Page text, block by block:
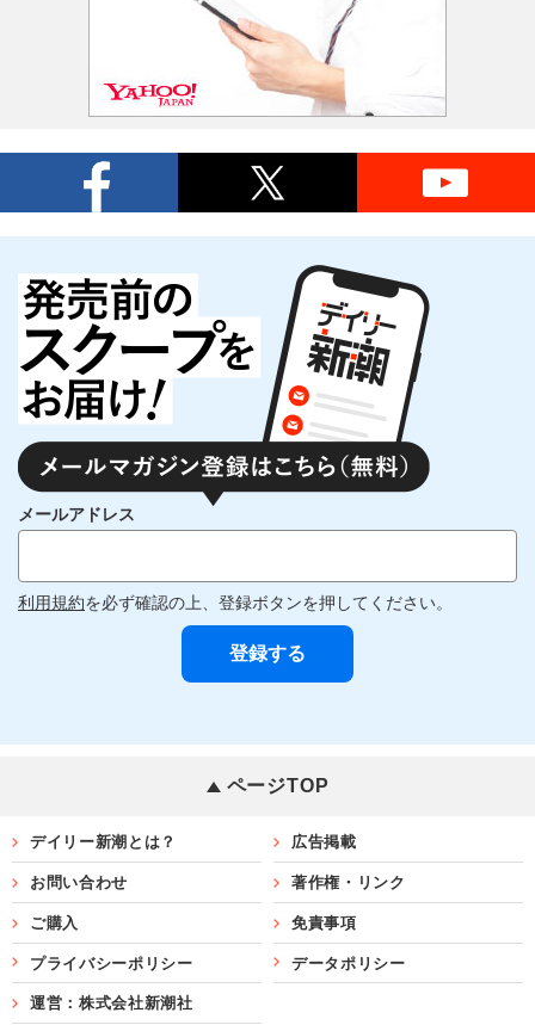
メールアドレス
利用規約を必ず確認の上、登録ボタンを押してください。
ページTOP
デイリー新潮とは？ 広告掲載
お問い合わせ 著作権・リンク
ご購入 免責事項
プライバシーポリシー データポリシー
運営：株式会社新潮社